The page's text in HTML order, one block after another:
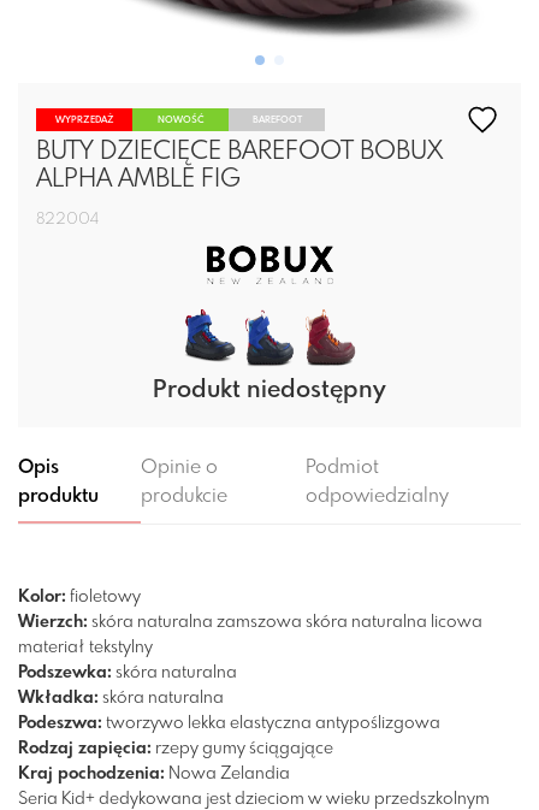
WYPRZEDAŻ NOWOŚĆ BAREFOOT
BUTY DZIECIĘCE BAREFOOT BOBUX
ALPHA AMBLE FIG
822004
Produkt niedostępny
Opis
produktu
Opinie o
produkcie
Podmiot
odpowiedzialny
Kolor: fioletowy
Wierzch: skóra naturalna zamszowa skóra naturalna licowa
materiał tekstylny
Podszewka: skóra naturalna
Wkładka: skóra naturalna
Podeszwa: tworzywo lekka elastyczna antypoślizgowa
Rodzaj zapięcia: rzepy gumy ściągające
Kraj pochodzenia: Nowa Zelandia
Seria Kid+ dedykowana jest dzieciom w wieku przedszkolnym